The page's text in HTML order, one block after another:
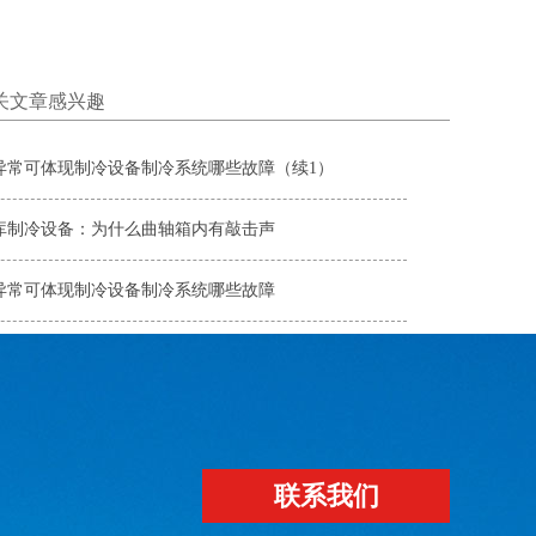
文章感兴趣
常可体现制冷设备制冷系统哪些故障（续1）
制冷设备：为什么曲轴箱内有敲击声
常可体现制冷设备制冷系统哪些故障
联系我们